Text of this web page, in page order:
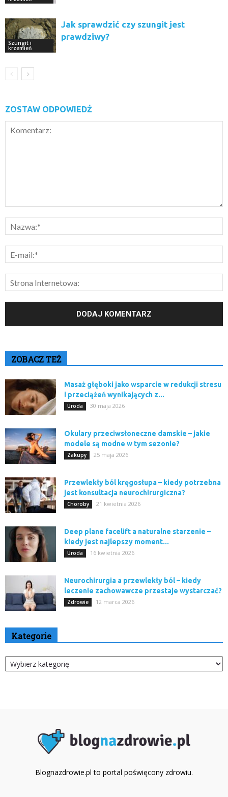
Szungit i
krzemień
Jak sprawdzić czy szungit jest
prawdziwy?
ZOSTAW ODPOWIEDŹ
ZOBACZ TEŻ
Masaż głęboki jako wsparcie w redukcji stresu
i przeciążeń wynikających z...
Uroda 30 maja 2026
Okulary przeciwsłoneczne damskie – jakie
modele są modne w tym sezonie?
Zakupy 25 maja 2026
Przewlekły ból kręgosłupa – kiedy potrzebna
jest konsultacja neurochirurgiczna?
Choroby 21 kwietnia 2026
Deep plane facelift a naturalne starzenie –
kiedy jest najlepszy moment...
Uroda 16 kwietnia 2026
Neurochirurgia a przewlekły ból – kiedy
leczenie zachowawcze przestaje wystarczać?
Zdrowie 12 marca 2026
Kategorie
Kategorie
Blognazdrowie.pl to portal poświęcony zdrowiu.